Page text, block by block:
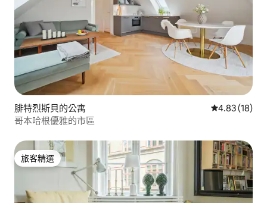
腓特烈斯貝的公寓 從 18 則評價
4.83 (18)
哥本哈根優雅的市區
旅客精選
旅客精選